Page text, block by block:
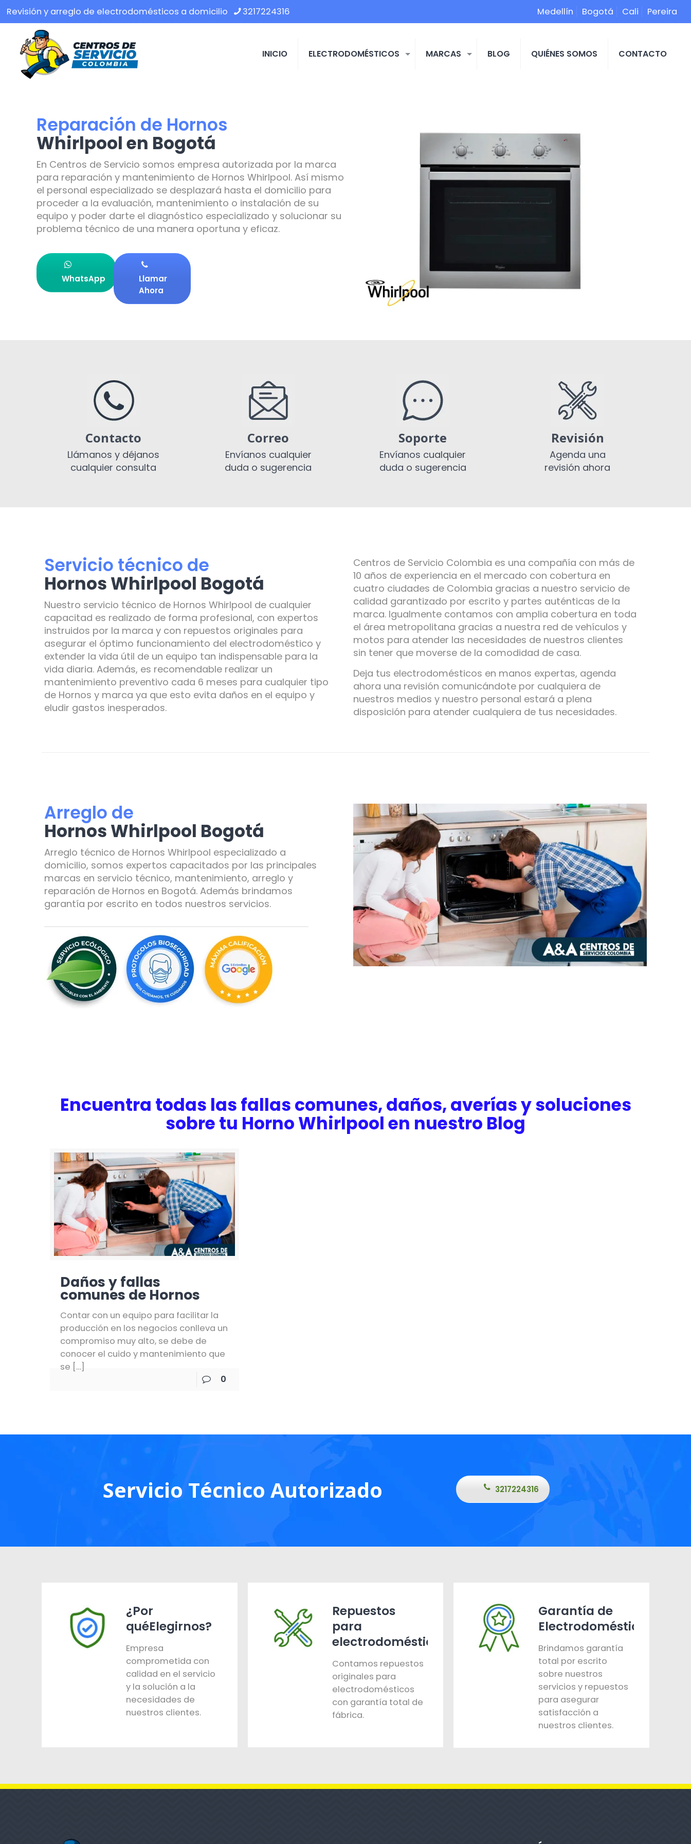
Revisión y arreglo de electrodomésticos a domicilio 3217224316 Medellín Bogotá Cali Pereira
INICIO ELECTRODOMÉSTICOS MARCAS BLOG QUIÉNES SOMOS CONTACTO
Reparación de Hornos
Whirlpool en Bogotá
En Centros de Servicio somos empresa autorizada por la marca
para reparación y mantenimiento de Hornos Whirlpool. Así mismo
el personal especializado se desplazará hasta el domicilio para
proceder a la evaluación, mantenimiento o instalación de su
equipo y poder darte el diagnóstico especializado y solucionar su
problema técnico de una manera oportuna y eficaz.
WhatsApp
Llamar
Ahora
Contacto
Llámanos y déjanos
cualquier consulta
Correo
Envíanos cualquier
duda o sugerencia
Soporte
Envíanos cualquier
duda o sugerencia
Revisión
Agenda una
revisión ahora
Servicio técnico de
Hornos Whirlpool Bogotá
Nuestro servicio técnico de Hornos Whirlpool de cualquier
capacitad es realizado de forma profesional, con expertos
instruidos por la marca y con repuestos originales para
asegurar el óptimo funcionamiento del electrodoméstico y
extender la vida útil de un equipo tan indispensable para la
vida diaria. Además, es recomendable realizar un
mantenimiento preventivo cada 6 meses para cualquier tipo
de Hornos y marca ya que esto evita daños en el equipo y
eludir gastos inesperados.
Centros de Servicio Colombia es una compañía con más de
10 años de experiencia en el mercado con cobertura en
cuatro ciudades de Colombia gracias a nuestro servicio de
calidad garantizado por escrito y partes auténticas de la
marca. Igualmente contamos con amplia cobertura en toda
el área metropolitana gracias a nuestra red de vehículos y
motos para atender las necesidades de nuestros clientes
sin tener que moverse de la comodidad de casa.
Deja tus electrodomésticos en manos expertas, agenda
ahora una revisión comunicándote por cualquiera de
nuestros medios y nuestro personal estará a plena
disposición para atender cualquiera de tus necesidades.
Arreglo de
Hornos Whirlpool Bogotá
Arreglo técnico de Hornos Whirlpool especializado a
domicilio, somos expertos capacitados por las principales
marcas en servicio técnico, mantenimiento, arreglo y
reparación de Hornos en Bogotá. Además brindamos
garantía por escrito en todos nuestros servicios.
Encuentra todas las fallas comunes, daños, averías y soluciones
sobre tu Horno Whirlpool en nuestro Blog
Daños y fallas
comunes de Hornos
Contar con un equipo para facilitar la
producción en los negocios conlleva un
compromiso muy alto, se debe de
conocer el cuido y mantenimiento que
se […]
0
Servicio Técnico Autorizado 3217224316
¿Por
quéElegirnos?
Empresa
comprometida con
calidad en el servicio
y la solución a la
necesidades de
nuestros clientes.
Repuestos
para
electrodomésticos
Contamos repuestos
originales para
electrodomésticos
con garantía total de
fábrica.
Garantía de
Electrodomésticos
Brindamos garantía
total por escrito
sobre nuestros
servicios y repuestos
para asegurar
satisfacción a
nuestros clientes.